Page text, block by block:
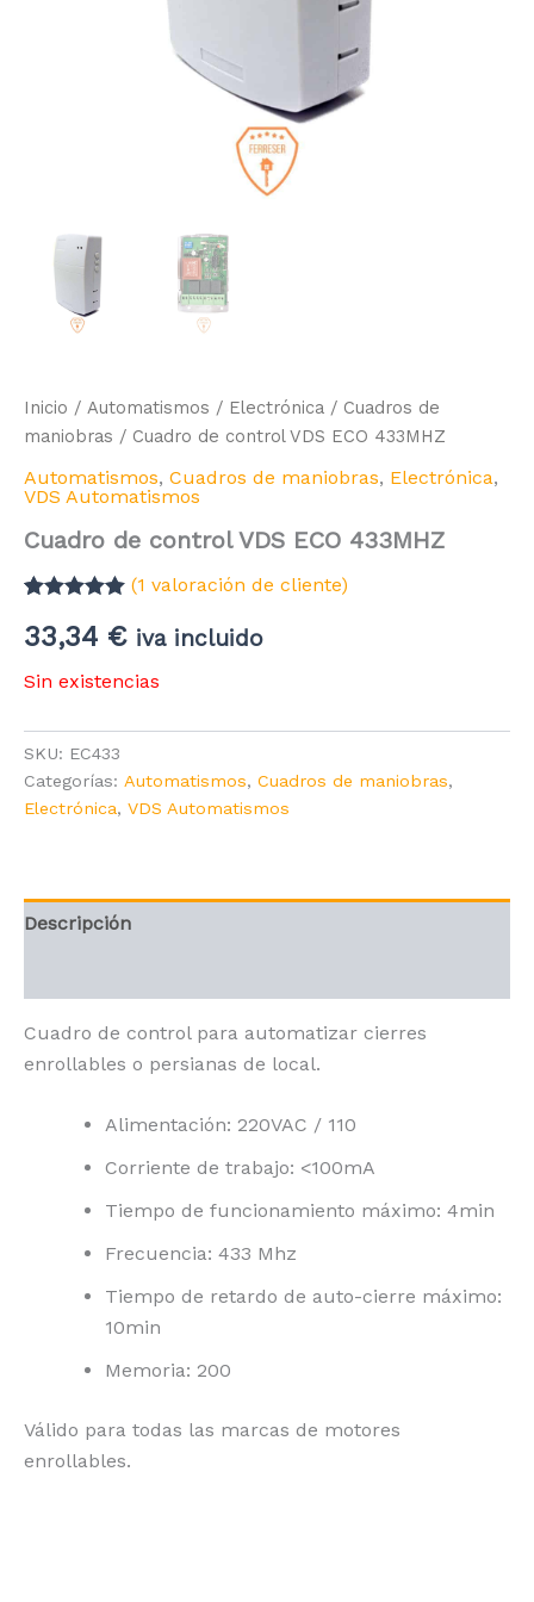
Inicio / Automatismos / Electrónica / Cuadros de
maniobras / Cuadro de control VDS ECO 433MHZ
Automatismos, Cuadros de maniobras, Electrónica,
VDS Automatismos
Cuadro de control VDS ECO 433MHZ
5.00 de 5 en
base a
valoración de
un cliente
(1 valoración de cliente)
33,34 € iva incluido
Sin existencias
SKU: EC433
Categorías: Automatismos, Cuadros de maniobras,
Electrónica, VDS Automatismos
Descripción
Cuadro de control para automatizar cierres
enrollables o persianas de local.
Alimentación: 220VAC / 110
Corriente de trabajo: <100mA
Tiempo de funcionamiento máximo: 4min
Frecuencia: 433 Mhz
Tiempo de retardo de auto-cierre máximo:
10min
Memoria: 200
Válido para todas las marcas de motores
enrollables.